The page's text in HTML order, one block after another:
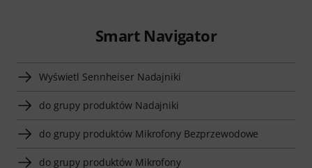
Smart Navigator
Wyświetl Sennheiser Nadajniki
do grupy produktów Nadajniki
do grupy produktów Mikrofony Bezprzewodowe
do grupy produktów Mikrofony